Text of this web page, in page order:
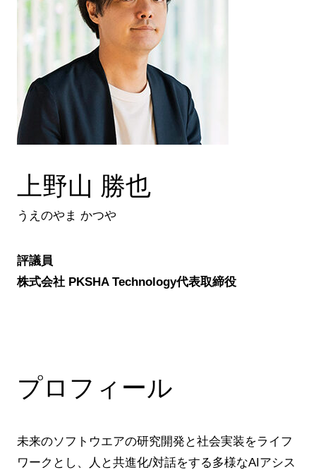
上野山 勝也
うえのやま かつや
評議員
株式会社 PKSHA Technology代表取締役
プロフィール
未来のソフトウエアの研究開発と社会実装をライフ
ワークとし、人と共進化/対話をする多様なAIアシス